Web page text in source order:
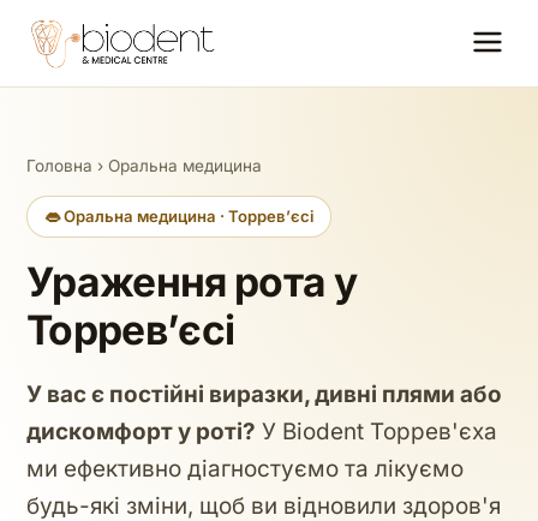
Головна › Оральна медицина
👄 Оральна медицина · Торревʼєсі
Ураження рота у
Торревʼєсі
У вас є постійні виразки, дивні плями або
дискомфорт у роті? У Biodent Торрев'єха
ми ефективно діагностуємо та лікуємо
будь-які зміни, щоб ви відновили здоров'я